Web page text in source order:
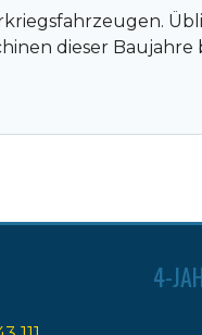
dieser
4-